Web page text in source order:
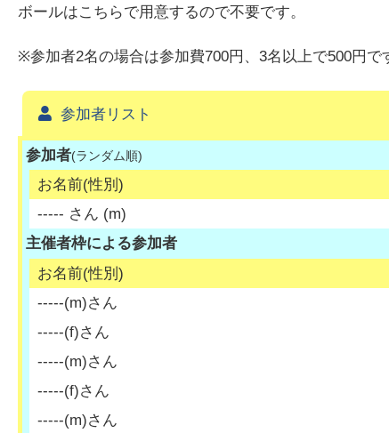
ボールはこちらで用意するので不要です。
※参加者2名の場合は参加費700円、3名以上で500円で
参加者リスト
参加者(ランダム順)
お名前(性別)
----- さん (m)
主催者枠による参加者
お名前(性別)
-----(m)さん
-----(f)さん
-----(m)さん
-----(f)さん
-----(m)さん